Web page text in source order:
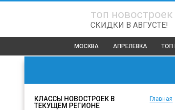
топ новостроек
СКИДКИ В АВГУСТЕ!
МОСКВА АПРЕЛЕВКА ТОП
КЛАССЫ НОВОСТРОЕК В
ТЕКУЩЕМ РЕГИОНЕ
Главная